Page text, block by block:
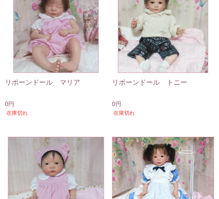
リボーンドール マリア
0円
在庫切れ
リボーンドール トニー
0円
在庫切れ